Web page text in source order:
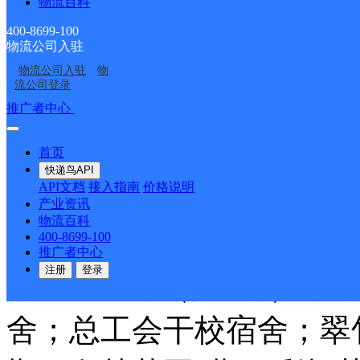
400-8699-100
物流公司入驻
物流公司入驻
物
流公司登录
推广者中心
首页
快递鸟API
API文档 接入指南 价格说明
产业资讯
物流百科
400-8699-100
推广者中心
注册 登录
城大厦；长江西路304号
大厦；长江西路314号省
家园；铜锣湾广场；翡
路1-9999号；农大5宿
生公寓；奥林大厦；祥
校区；官亭路；蜀山新
河路1-23号（除6号）；
舍；总工会干校宿舍；